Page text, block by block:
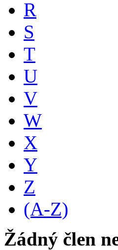
R
S
T
U
V
W
X
Y
Z
(A-Z)
Žádný člen